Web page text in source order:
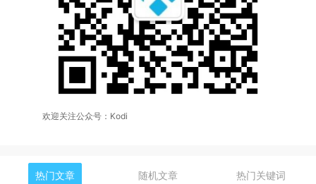
欢迎关注公众号：Kodi
热门文章 随机文章 热门关键词